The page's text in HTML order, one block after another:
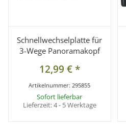
Schnellwechselplatte für
3-Wege Panoramakopf
12,99 €*
Artikelnummer:295855
Sofort lieferbar
Lieferzeit:4 - 5 Werktage